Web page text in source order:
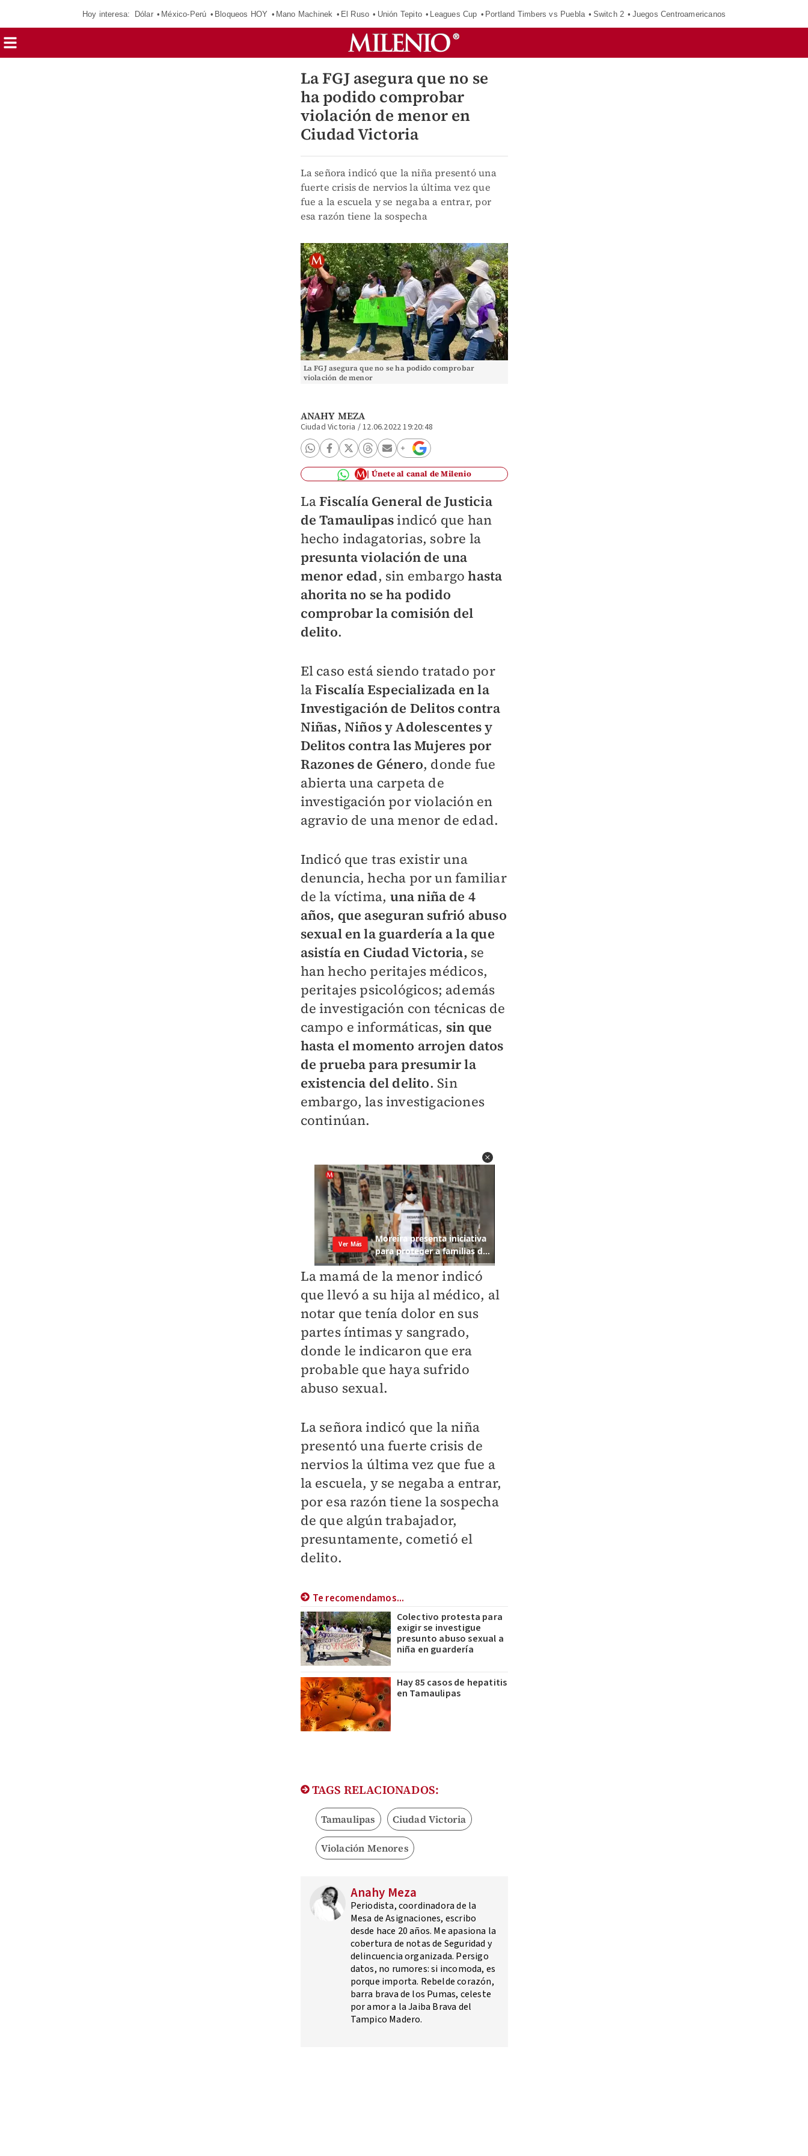
Hoy interesa: Dólar México-Perú Bloqueos HOY Mano Machinek El Ruso Unión Tepito Leagues Cup Portland Timbers vs Puebla Switch 2 Juegos Centroamericanos
La FGJ asegura que no se
ha podido comprobar
violación de menor en
Ciudad Victoria
La señora indicó que la niña presentó una
fuerte crisis de nervios la última vez que
fue a la escuela y se negaba a entrar, por
esa razón tiene la sospecha
La FGJ asegura que no se ha podido comprobar
violación de menor
ANAHY MEZA
Ciudad Victoria /12.06.2022 19:20:48
Únete al canal de Milenio
LaFiscalía General de Justicia
de Tamaulipasindicó que han
hecho indagatorias, sobre la
presunta violación de una
menor edad, sin embargohasta
ahorita no se ha podido
comprobar la comisión del
delito.
El caso está siendo tratado por
laFiscalía Especializada en la
Investigación de Delitos contra
Niñas, Niños y Adolescentes y
Delitos contra las Mujeres por
Razones de Género, donde fue
abierta una carpeta de
investigación por violación en
agravio de una menor de edad.
Indicó que tras existir una
denuncia, hecha por un familiar
de la víctima, una niña de 4
años, que aseguran sufrió abuso
sexual en la guardería a la que
asistía en Ciudad Victoria, se
han hecho peritajes médicos,
peritajes psicológicos; además
de investigación con técnicas de
campo e informáticas, sin que
hasta el momento arrojen datos
de prueba para presumir la
existencia del delito. Sin
embargo, las investigaciones
continúan.
La mamá de la menor indicó
que llevó a su hija al médico, al
notar que tenía dolor en sus
partes íntimas y sangrado,
donde le indicaron que era
probable que haya sufrido
abuso sexual.
La señora indicó que la niña
presentó una fuerte crisis de
nervios la última vez que fue a
la escuela, y se negaba a entrar,
por esa razón tiene la sospecha
de que algún trabajador,
presuntamente, cometió el
delito.
Te recomendamos...
Colectivo protesta para
exigir se investigue
presunto abuso sexual a
niña en guardería
Hay 85 casos de hepatitis
en Tamaulipas
TAGS RELACIONADOS:
Tamaulipas Ciudad Victoria
Violación Menores
Anahy Meza
Periodista, coordinadora de la
Mesa de Asignaciones, escribo
desde hace 20 años. Me apasiona la
cobertura de notas de Seguridad y
delincuencia organizada. Persigo
datos, no rumores: si incomoda, es
porque importa. Rebelde corazón,
barra brava de los Pumas, celeste
por amor a la Jaiba Brava del
Tampico Madero.